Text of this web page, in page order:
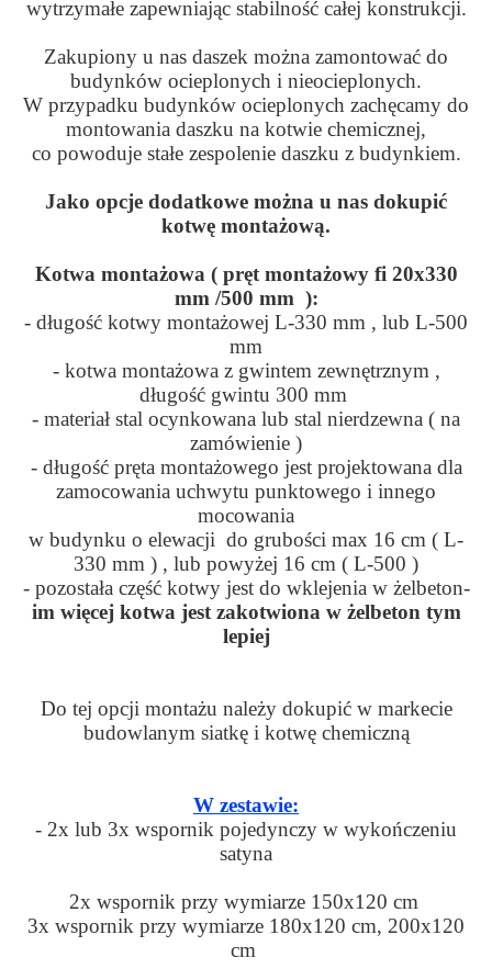
wytrzymałe zapewniając stabilność całej konstrukcji.
Zakupiony u nas daszek można zamontować do
budynków ocieplonych i nieocieplonych.
W przypadku budynków ocieplonych zachęcamy do
montowania daszku na kotwie chemicznej,
co powoduje stałe zespolenie daszku z budynkiem.
Jako opcje dodatkowe można u nas dokupić
kotwę montażową.
Kotwa montażowa ( pręt montażowy fi 20x330
mm /500 mm ):
- długość kotwy montażowej L-330 mm , lub L-500
mm
- kotwa montażowa z gwintem zewnętrznym ,
długość gwintu 300 mm
- materiał stal ocynkowana lub stal nierdzewna ( na
zamówienie )
- długość pręta montażowego jest projektowana dla
zamocowania uchwytu punktowego i innego
mocowania
w budynku o elewacji do grubości max 16 cm ( L-
330 mm ) , lub powyżej 16 cm ( L-500 )
- pozostała część kotwy jest do wklejenia w żelbeton-
im więcej kotwa jest zakotwiona w żelbeton tym
lepiej
Do tej opcji montażu należy dokupić w markecie
budowlanym siatkę i kotwę chemiczną
W zestawie:
- 2x lub 3x wspornik pojedynczy w wykończeniu
satyna
2x wspornik przy wymiarze 150x120 cm
3x wspornik przy wymiarze 180x120 cm, 200x120
cm